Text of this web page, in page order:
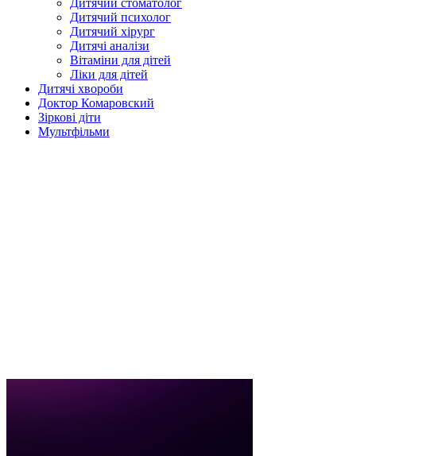
Дитячий психолог
Дитячий хірург
Дитячі аналізи
Вітаміни для дітей
Ліки для дітей
Дитячі хвороби
Доктор Комаровский
Зіркові діти
Мультфільми